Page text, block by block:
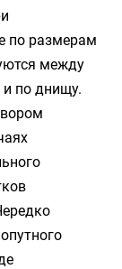
по размерам
между
и по днищу.